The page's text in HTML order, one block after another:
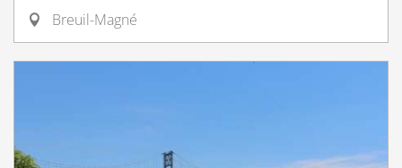
Breuil-Magné